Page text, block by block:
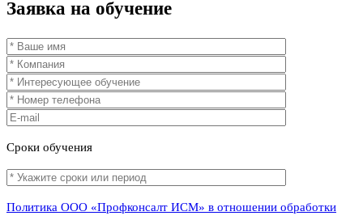
Заявка на обучение
Сроки обучения
Политика ООО «Профконсалт ИСМ» в отношении обработки